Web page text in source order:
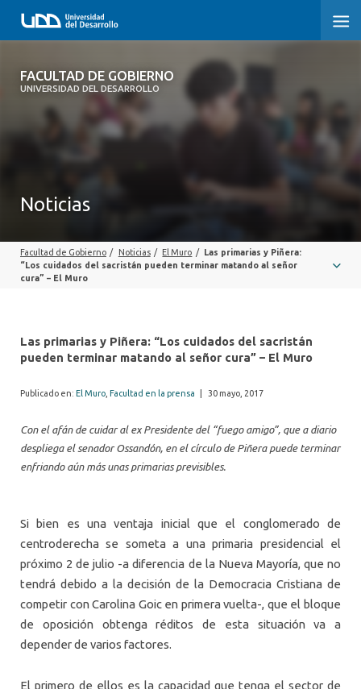
FACULTAD DE GOBIERNO
UNIVERSIDAD DEL DESARROLLO
FACULTAD DE GOBIERNO
EXTENSIÓN
Noticias
Facultad de Gobierno / Noticias / El Muro /
Las primarias y Piñera:
“Los cuidados del sacristán pueden terminar matando al señor
cura” – El Muro
Las primarias y Piñera: “Los cuidados del sacristán
pueden terminar matando al señor cura” – El Muro
Publicado en: El Muro Facultad en la prensa 30 mayo, 2017
Con el afán de cuidar al ex Presidente del “fuego amigo”, que a diario
despliega el senador Ossandón, en el círculo de Piñera puede terminar
enfriando aún más unas primarias previsibles.
Si bien es una ventaja inicial que el conglomerado de
centroderecha se someta a una primaria presidencial el
próximo 2 de julio -a diferencia de la Nueva Mayoría, que no
tendrá debido a la decisión de la Democracia Cristiana de
competir con Carolina Goic en primera vuelta-, que el bloque
de oposición obtenga réditos de esta situación va a
depender de varios factores.
El primero de ellos es la capacidad que tenga el sector de